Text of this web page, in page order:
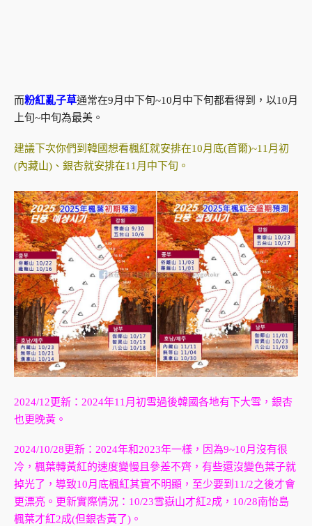
而粉紅亂子草通常在9月中下旬~10月中下旬都看得到，以10月
上旬~中旬為最美。
建議下次你們到韓國想看楓紅就安排在10月底(首爾)~11月初
(內藏山)、銀杏就安排在11月中下旬。
2024/12更新：2024年11月初雪過後韓國各地有下大雪，銀杏
也更晚黃。
2024/10/28更新：2024年和2023年一樣，因為9~10月沒有很
冷，楓葉轉黃紅的速度變慢且參差不齊，有些還沒變色葉子就
掉光了，導致10月底楓紅其實不明顯，至少要到11/2之後才會
更漂亮。更新實際情況：10/23雪嶽山才紅2成，10/28南怡島
楓葉才紅2成(但銀杏黃了)。